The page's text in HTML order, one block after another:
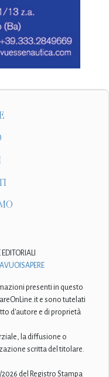
presenti in questo
e sono tutelati
d'autore e di proprietà
la diffusione o
scritta del titolare.
del Registro Stampa